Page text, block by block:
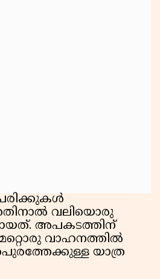
വലിയൊരു
അപകടത്തിന്
വാഹനത്തിൽ
യാത്ര